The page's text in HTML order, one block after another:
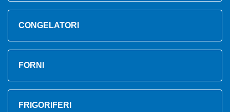
CONGELATORI
FORNI
FRIGORIFERI